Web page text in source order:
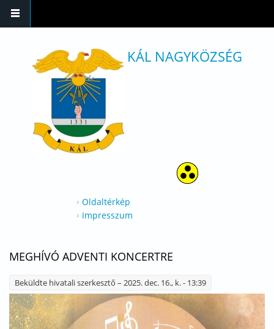
KÁL NAGYKÖZSÉG
Oldaltérkép
Impresszum
MEGHÍVÓ ADVENTI KONCERTRE
Beküldte hivatali szerkesztő – 2025. dec. 16., k. - 13:39